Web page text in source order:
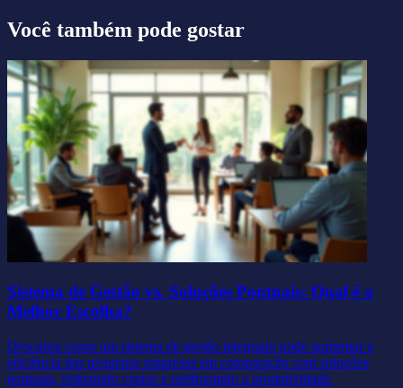
Você também pode gostar
Sistema de Gestão vs. Soluções Pontuais: Qual é a
Melhor Escolha?
Descubra como um sistema de gestão integrado pode aumentar a
eficiência das pequenas empresas em comparação com soluções
pontuais, reduzindo custos e melhorando a produtividade.